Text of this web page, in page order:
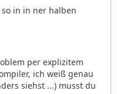
in in ner halben
per explizitem
ich weiß genau
siehst ...) musst du